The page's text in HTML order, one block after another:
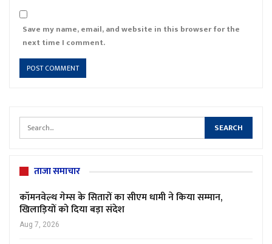
Save my name, email, and website in this browser for the
next time I comment.
ताजा समाचार
कॉमनवेल्थ गेम्स के सितारों का सीएम धामी ने किया सम्मान,
खिलाड़ियों को दिया बड़ा संदेश
Aug 7, 2026